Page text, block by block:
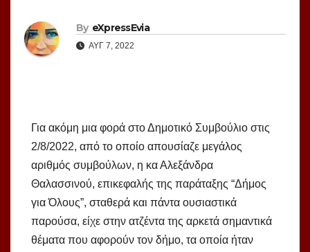
By eXpressEvia
ΑΥΓ 7, 2022
Για ακόμη μια φορά στο Δημοτικό Συμβούλιο στις
2/8/2022, από το οποίο απουσίαζε μεγάλος
αριθμός συμβούλων, η κα Αλεξάνδρα
Θαλασσινού, επικεφαλής της παράταξης “Δήμος
για Όλους”, σταθερά και πάντα ουσιαστικά
παρούσα, είχε στην ατζέντα της αρκετά σημαντικά
θέματα που αφορούν τον δήμο, τα οποία ήταν